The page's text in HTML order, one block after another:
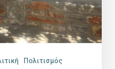
Πολιτισμός